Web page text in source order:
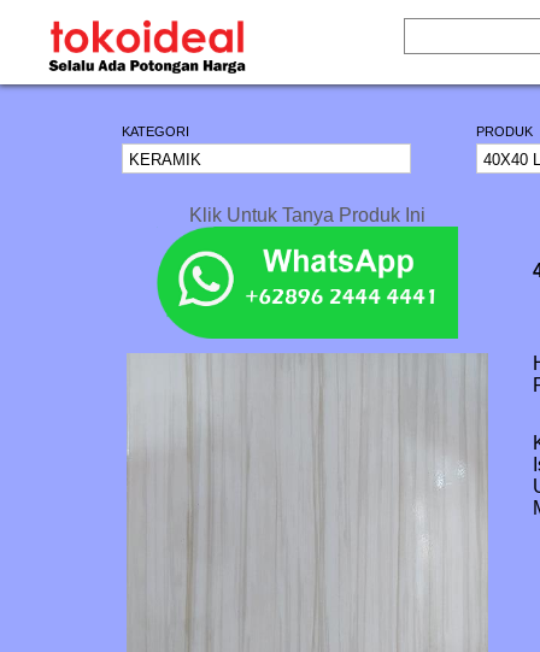
KATEGORI PRODUK
Klik Untuk Tanya Produk Ini